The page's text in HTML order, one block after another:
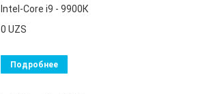
Intel-Core i9 - 9900К
0 UZS
Подробнее